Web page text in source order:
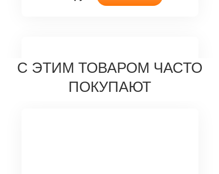
С ЭТИМ ТОВАРОМ ЧАСТО
ПОКУПАЮТ